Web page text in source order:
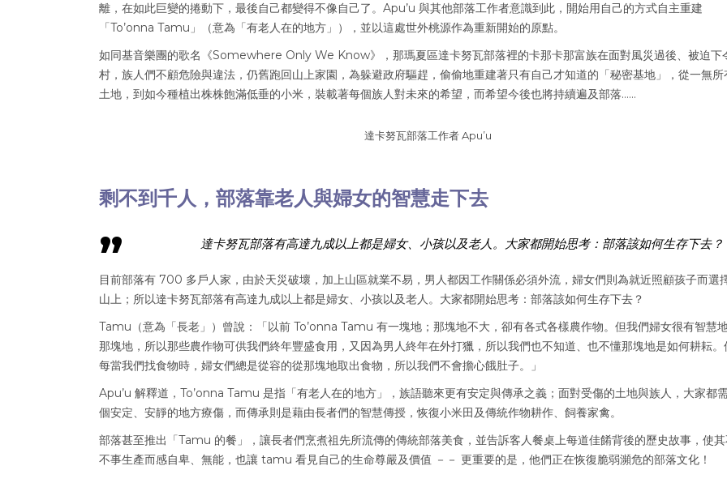
離，在如此巨變的捲動下，最後自己都變得不像自己了。Apu’u 與其他部落工作者意識到此，開始用自己的方式自主重建
「To’onna Tamu」（意為「有老人在的地方」），並以這處世外桃源作為重新開始的原點。
如同基音樂團的歌名《Somewhere Only We Know》，那瑪夏區達卡努瓦部落裡的卡那卡那富族在面對風災過後、被迫下
村，族人們不顧危險與違法，仍舊跑回山上家園，為躲避政府驅趕，偷偷地重建著只有自己才知道的「秘密基地」，從一無所
土地，到如今種植出株株飽滿低垂的小米，裝載著每個族人對未來的希望，而希望今後也將持續遍及部落……
達卡努瓦部落工作者 Apu’u
剩不到千人，部落靠老人與婦女的智慧走下去
達卡努瓦部落有高達九成以上都是婦女、小孩以及老人。大家都開始思考：部落該如何生存下去？
目前部落有 700 多戶人家，由於天災破壞，加上山區就業不易，男人都因工作關係必須外流，婦女們則為就近照顧孩子而選
山上；所以達卡努瓦部落有高達九成以上都是婦女、小孩以及老人。大家都開始思考：部落該如何生存下去？
Tamu（意為「長老」）曾說：「以前 To’onna Tamu 有一塊地；那塊地不大，卻有各式各樣農作物。但我們婦女很有智慧
那塊地，所以那些農作物可供我們終年豐盛食用，又因為男人終年在外打獵，所以我們也不知道、也不懂那塊地是如何耕耘。
每當我們找食物時，婦女們總是從容的從那塊地取出食物，所以我們不會擔心餓肚子。」
Apu’u 解釋道，To’onna Tamu 是指「有老人在的地方」，族語聽來更有安定與傳承之義；面對受傷的土地與族人，大家都
個安定、安靜的地方療傷，而傳承則是藉由長者們的智慧傳授，恢復小米田及傳統作物耕作、飼養家禽。
部落甚至推出「Tamu 的餐」，讓長者們烹煮祖先所流傳的傳統部落美食，並告訴客人餐桌上每道佳餚背後的歷史故事，使
不事生產而感自卑、無能，也讓 tamu 看見自己的生命尊嚴及價值 －－ 更重要的是，他們正在恢復脆弱瀕危的部落文化！